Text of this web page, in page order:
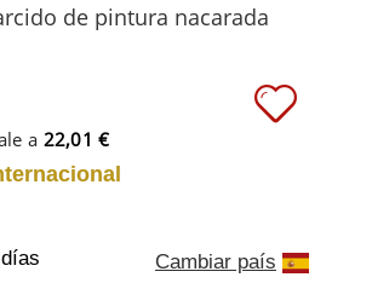
de pintura nacarada
a 22,01 €
Cambiar país